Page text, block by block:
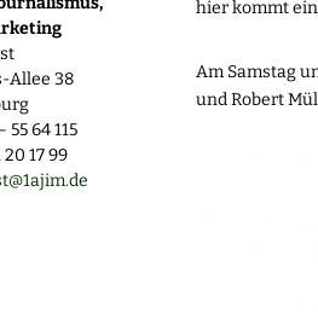
hier kommt
Am Samstag
und Robert
Allee 38
55 64 115
17 99